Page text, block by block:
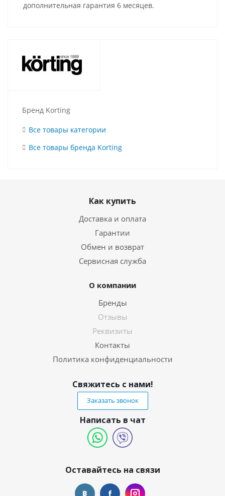
дополнительная гарантия 6 месяцев.
Бренд Korting
Все товары категории
Все товары бренда Korting
Как купить
Доставка и оплата
Гарантии
Обмен и возврат
Сервисная служба
О компании
Бренды
Отзывы
Реквизиты
Контакты
Политика конфиденциальности
Свяжитесь с нами!
Заказать звонок
Написать в чат
Оставайтесь на связи